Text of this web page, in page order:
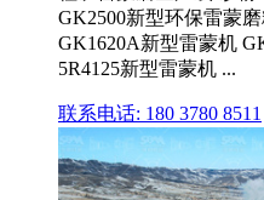
GK2500新型环保雷蒙
GK1620A新型雷蒙机
5R4125新型雷蒙机 ...
联系电话: 180 3780 8511